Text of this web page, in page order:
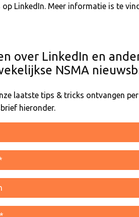
op LinkedIn. Meer informatie is te
over LinkedIn en
NSMA
laatste tips & tricks ontvangen
hieronder.